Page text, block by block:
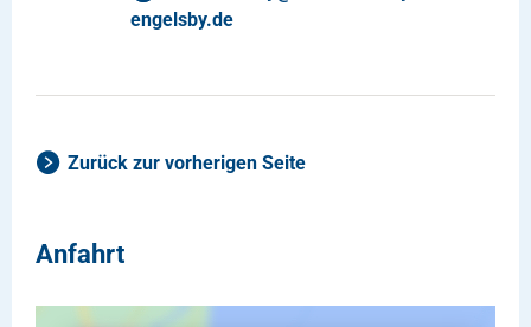
engelsby.de
Zurück zur vorherigen Seite
Anfahrt